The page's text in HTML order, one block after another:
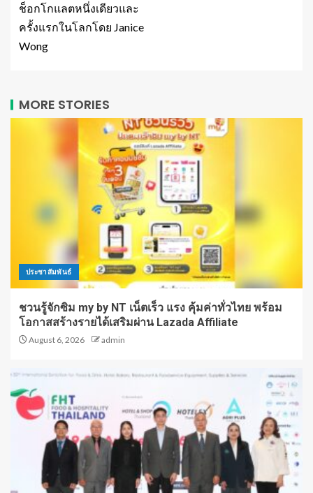
ช็อกโกแลตหนึ่งเดียวและ
ครั้งแรกในโลกโดย Janice
Wong
MORE STORIES
ประชาสัมพันธ์
ชวนรู้จักซิม my by NT เน็ตเร็ว แรง คุ้มค่าทั่วไทย พร้อม
โอกาสสร้างรายได้เสริมผ่าน Lazada Affiliate
August 6, 2026 admin